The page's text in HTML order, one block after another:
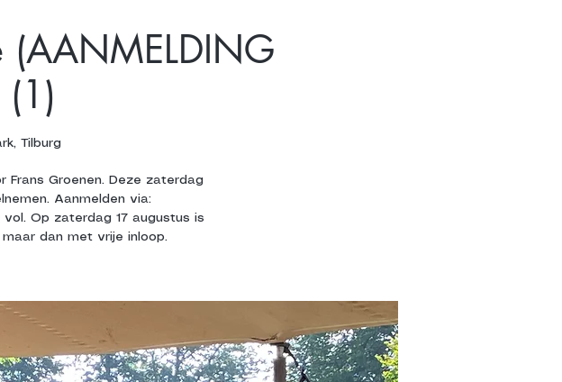
(AANMELDING
(1)
Tilburg
Frans Groenen. Deze zaterdag
Aanmelden via:
Op zaterdag 17 augustus is
dan met vrije inloop.